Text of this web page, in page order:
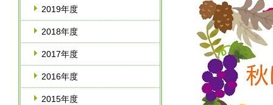
2019年度
2018年度
2017年度
2016年度
2015年度